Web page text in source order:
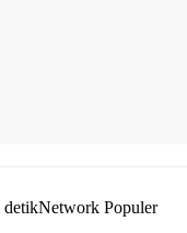
detikNetwork Populer